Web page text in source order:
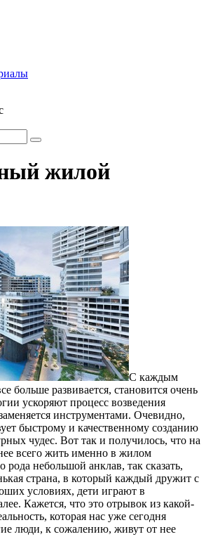
жилой
С каждым
больше развивается, становится очень
ускоряют процесс возведения
инструментами. Очевидно,
быстрому и качественному созданию
чудес. Вот так и получилось, что на
всего жить именно в жилом
рода небольшой анклав, так сказать,
страна, в который каждый дружит с
условиях, дети играют в
Кажется, что это отрывок из какой-
которая нас уже сегодня
люди, к сожалению, живут от нее